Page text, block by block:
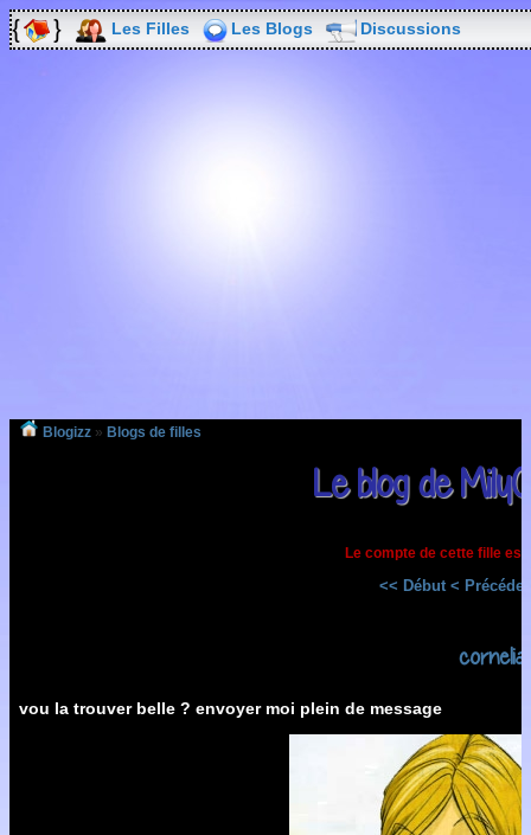
Les Filles Les Blogs Discussions
Blogizz » Blogs de filles
Le blog de
Le compte de cette fille est
<< Début <
cornelia
vou la trouver belle ? envoyer moi plein de message